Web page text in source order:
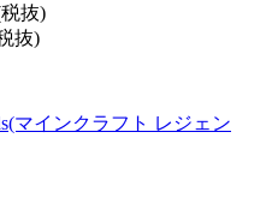
抜)
抜)
マインクラフト レジェン